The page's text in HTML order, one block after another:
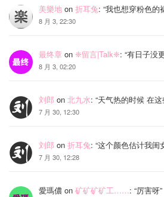
美樂地 on 折耳兔: “我也想穿粉色的
8 月 3, 22:30
最终章 on ❈留言|Talk❈: “有日子没
8 月 3, 02:20
刘郎 on 北九水: “天气热的时候 在
7 月 30, 12:30
刘郎 on 折耳兔: “这个颜色估计我
7 月 30, 12:28
愛瑪儂 on 矿矿矿矿工……: “厉害呀”